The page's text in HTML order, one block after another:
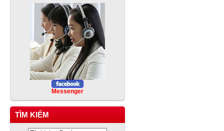
Messenger
TÌM KIẾM